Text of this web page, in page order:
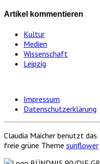
Artikel kommentieren
Kultur
Medien
Wissenschaft
Leipzig
Impressum
Datenschutzerklärung
Claudia Maicher benutzt das
freie grüne Theme sunflower